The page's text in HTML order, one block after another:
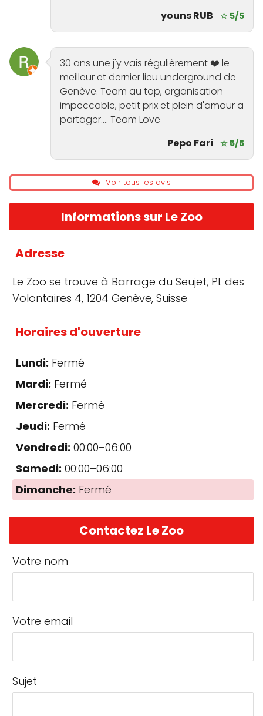
youns RUB
☆ 5/5
30 ans une j'y vais régulièrement ❤️ le
meilleur et dernier lieu underground de
Genève. Team au top, organisation
impeccable, petit prix et plein d'amour a
partager.... Team Love
Pepo Fari
☆ 5/5
Voir tous les avis
Informations sur Le Zoo
Adresse
Le Zoo se trouve à Barrage du Seujet, Pl. des
Volontaires 4, 1204 Genève, Suisse
Horaires d'ouverture
Lundi: Fermé
Mardi: Fermé
Mercredi: Fermé
Jeudi: Fermé
Vendredi: 00:00–06:00
Samedi: 00:00–06:00
Dimanche: Fermé
Contactez Le Zoo
Votre nom
Votre email
Sujet